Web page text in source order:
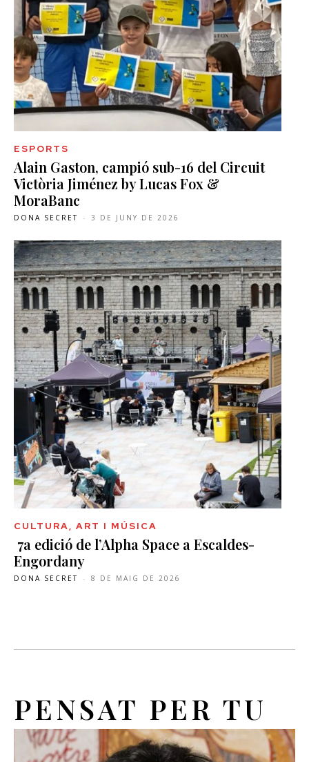
ESPORTS
Alain Gaston, campió sub-16 del Circuit
Victòria Jiménez by Lucas Fox &
MoraBanc
DONA SECRET - 3 DE JUNY DE 2026
CULTURA, ART I MÚSICA
7a edició de l’Alpha Space a Escaldes-
Engordany
DONA SECRET - 8 DE MAIG DE 2026
PENSAT PER TU